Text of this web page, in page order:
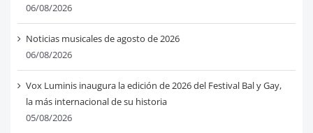
06/08/2026
Noticias musicales de agosto de 2026
06/08/2026
Vox Luminis inaugura la edición de 2026 del Festival Bal y Gay,
la más internacional de su historia
05/08/2026